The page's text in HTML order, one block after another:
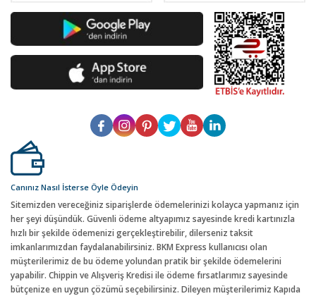
Canınız Nasıl İsterse Öyle Ödeyin
Sitemizden vereceğiniz siparişlerde ödemelerinizi kolayca yapmanız için
her şeyi düşündük. Güvenli ödeme altyapımız sayesinde kredi kartınızla
hızlı bir şekilde ödemenizi gerçekleştirebilir, dilerseniz taksit
imkanlarımızdan faydalanabilirsiniz. BKM Express kullanıcısı olan
müşterilerimiz de bu ödeme yolundan pratik bir şekilde ödemelerini
yapabilir. Chippin ve Alışveriş Kredisi ile ödeme fırsatlarımız sayesinde
bütçenize en uygun çözümü seçebilirsiniz. Dileyen müşterilerimiz Kapıda